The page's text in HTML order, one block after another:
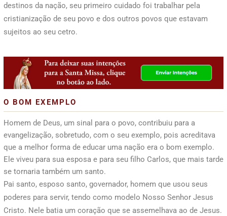
destinos da nação, seu primeiro cuidado foi trabalhar pela
cristianização de seu povo e dos outros povos que estavam
sujeitos ao seu cetro.
O BOM EXEMPLO
Homem de Deus, um sinal para o povo, contribuiu para a
evangelização, sobretudo, com o seu exemplo, pois acreditava
que a melhor forma de educar uma nação era o bom exemplo.
Ele viveu para sua esposa e para seu filho Carlos, que mais tarde
se tornaria também um santo.
Pai santo, esposo santo, governador, homem que usou seus
poderes para servir, tendo como modelo Nosso Senhor Jesus
Cristo. Nele batia um coração que se assemelhava ao de Jesus.